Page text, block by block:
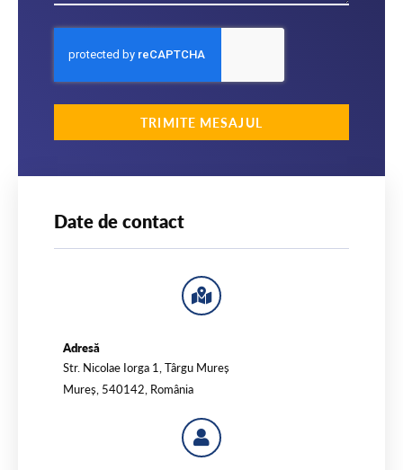
TRIMITE MESAJUL
Date de contact
Adresă
Str. Nicolae Iorga 1, Târgu Mureș
Mureș, 540142, România